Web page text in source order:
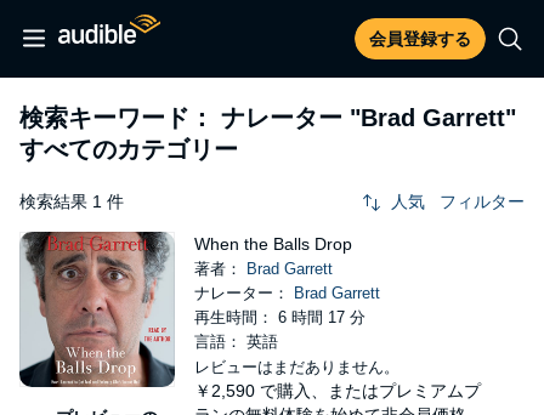
会員登録する
検索キーワード： ナレーター "Brad Garrett"
すべてのカテゴリー
検索結果 1 件 人気 フィルター
When the Balls Drop
著者：
Brad Garrett
ナレーター：
Brad Garrett
再生時間： 6 時間 17 分
言語： 英語
レビューはまだありません。
￥2,590 で購入、またはプレミアムプ